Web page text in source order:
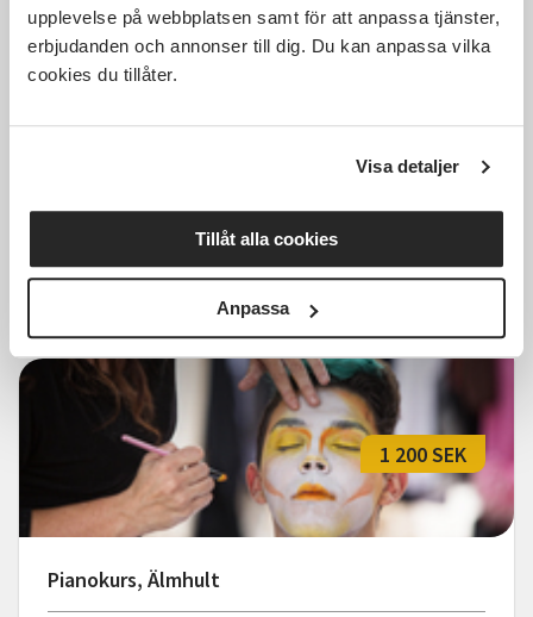
upplevelse på webbplatsen samt för att anpassa tjänster,
erbjudanden och annonser till dig. Du kan anpassa vilka
cookies du tillåter.
Visa detaljer
Tillåt alla cookies
Anpassa
resa med Åsa Fång mfl (Aktiva
1 Tillfällen
Pianokurs, Älmhult
1 200 SEK